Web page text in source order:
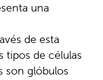
una
de esta
tipos de células
son glóbulos